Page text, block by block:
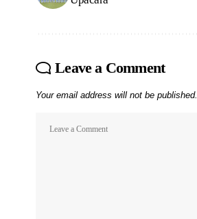
Leave a Comment
Your email address will not be published.